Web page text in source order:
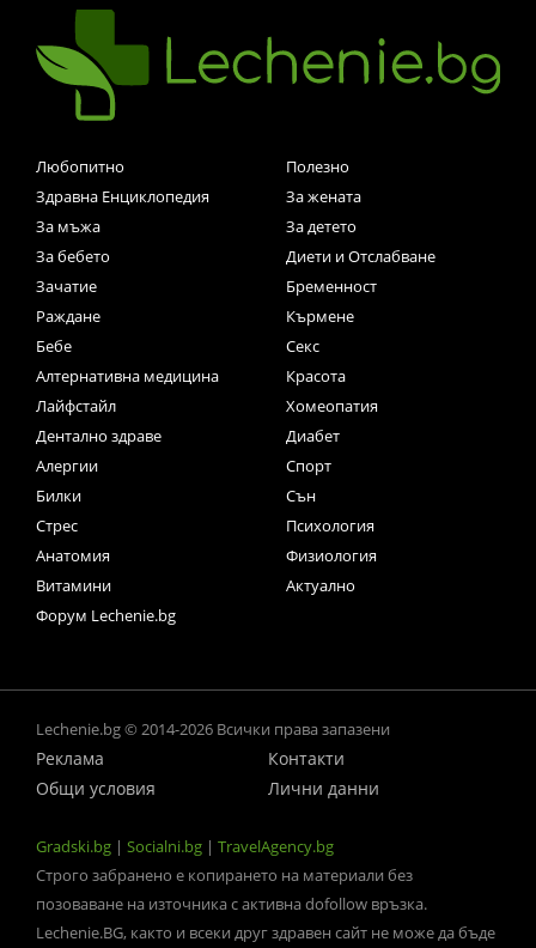
Любопитно
Полезно
Здравна Енциклопедия
За жената
За мъжа
За детето
За бебето
Диети и Отслабване
Зачатие
Бременност
Раждане
Кърмене
Бебе
Секс
Алтернативна медицина
Красота
Лайфстайл
Хомеопатия
Дентално здраве
Диабет
Алергии
Спорт
Билки
Сън
Стрес
Психология
Анатомия
Физиология
Витамини
Актуално
Форум Lechenie.bg
Lechenie.bg © 2014-2026 Всички права запазени
Реклама
Контакти
Общи условия
Лични данни
Gradski.bg | Socialni.bg | TravelAgency.bg
Строго забранено е копирането на материали без
позоваване на източника с активна dofollow връзка.
Lechenie.BG, както и всеки друг здравен сайт не може да бъде